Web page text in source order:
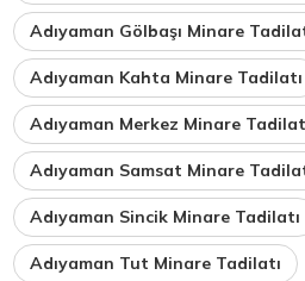
Adıyaman Gölbaşı Minare
Adıyaman Kahta Minare Tadilatı
Adıyaman Merkez Minare
Adıyaman Samsat Minare
Adıyaman Sincik Minare Tadilatı
Adıyaman Tut Minare Tadilatı